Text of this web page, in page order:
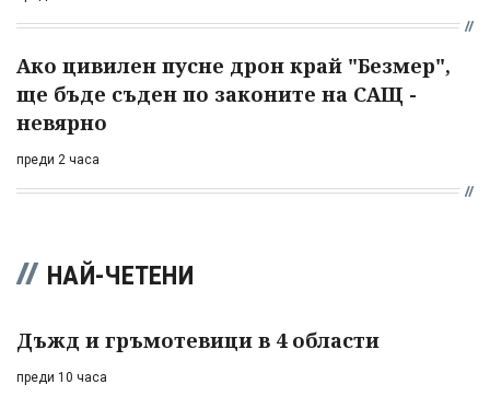
Ако цивилен пусне дрон край "Безмер",
ще бъде съден по законите на САЩ -
невярно
преди 2 часа
НАЙ-ЧЕТЕНИ
Дъжд и гръмотевици в 4 области
преди 10 часа